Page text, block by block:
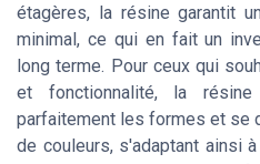
étagères, la résine garantit
minimal, ce qui en fait un
long terme. Pour ceux qui
et fonctionnalité, la
parfaitement les formes et se
de couleurs, s'adaptant ainsi